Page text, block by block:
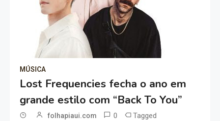
MÚSICA
Lost Frequencies fecha o ano em
grande estilo com “Back To You”
folhapiaui.com 0 Tagged